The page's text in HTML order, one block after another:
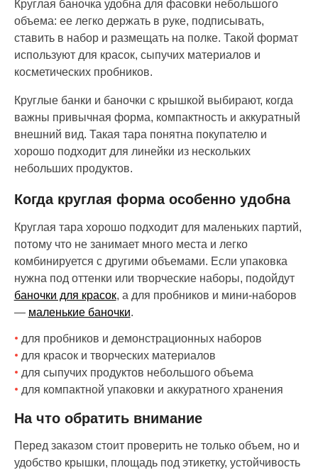
Круглая баночка удобна для фасовки небольшого
объема: ее легко держать в руке, подписывать,
ставить в набор и размещать на полке. Такой формат
используют для красок, сыпучих материалов и
косметических пробников.
Круглые банки и баночки с крышкой выбирают, когда
важны привычная форма, компактность и аккуратный
внешний вид. Такая тара понятна покупателю и
хорошо подходит для линейки из нескольких
небольших продуктов.
Когда круглая форма особенно удобна
Круглая тара хорошо подходит для маленьких партий,
потому что не занимает много места и легко
комбинируется с другими объемами. Если упаковка
нужна под оттенки или творческие наборы, подойдут
баночки для красок, а для пробников и мини-наборов
— маленькие баночки.
для пробников и демонстрационных наборов
для красок и творческих материалов
для сыпучих продуктов небольшого объема
для компактной упаковки и аккуратного хранения
На что обратить внимание
Перед заказом стоит проверить не только объем, но и
удобство крышки, площадь под этикетку, устойчивость